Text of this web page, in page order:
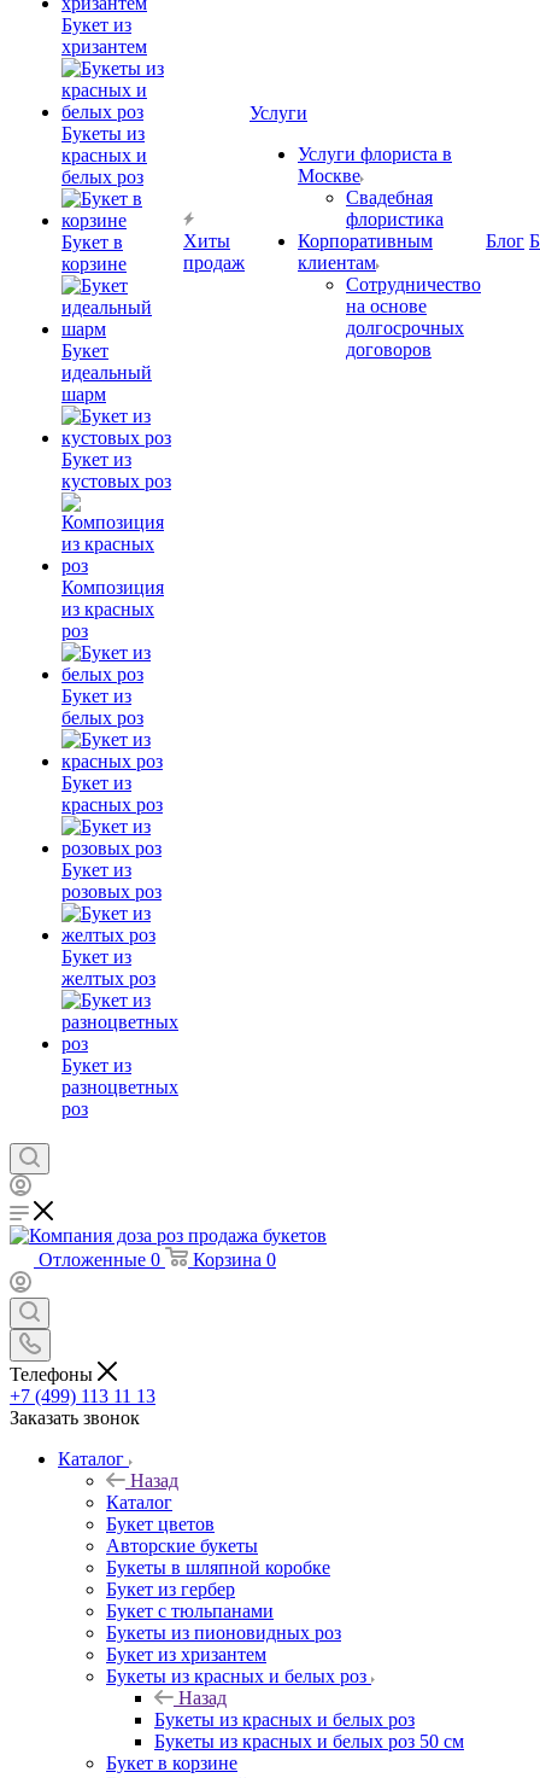
Букет из
хризантем
Букеты из
красных и
белых роз
Букет в
корзине
Букет
идеальный
шарм
Букет из
кустовых роз
Композиция
из красных
роз
Букет из
белых роз
Букет из
красных роз
Букет из
розовых роз
Букет из
желтых роз
Букет из
разноцветных
роз
Хиты
продаж
Услуги
Услуги флориста в
Москве
Свадебная
флористика
Корпоративным
клиентам
Сотрудничество
на основе
долгосрочных
договоров
Блог
Отложенные 0 Корзина 0
Телефоны
+7 (499) 113 11 13
Заказать звонок
Каталог
Назад
Каталог
Букет цветов
Авторские букеты
Букеты в шляпной коробке
Букет из гербер
Букет с тюльпанами
Букеты из пионовидных роз
Букет из хризантем
Букеты из красных и белых роз
Назад
Букеты из красных и белых роз
Букеты из красных и белых роз 50 см
Букет в корзине